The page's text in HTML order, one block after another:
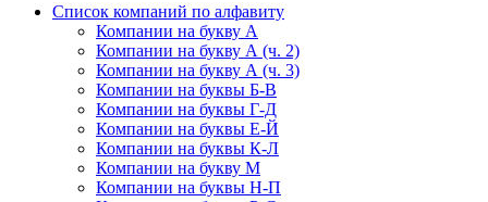
Список компаний по алфавиту
Компании на букву А
Компании на букву А (ч. 2)
Компании на букву А (ч. 3)
Компании на буквы Б-В
Компании на буквы Г-Д
Компании на буквы Е-Й
Компании на буквы К-Л
Компании на букву М
Компании на буквы Н-П